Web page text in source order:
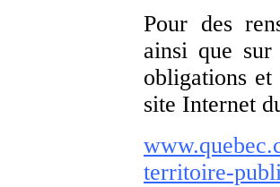
Pour des
ainsi que
obligations
site Internet
territoire-